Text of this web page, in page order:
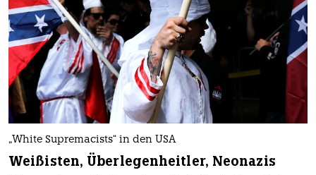
„White Supremacists“ in den USA
Weißisten, Überlegenheitler, Neonazis